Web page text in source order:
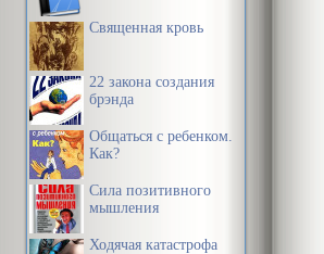
Священная кровь
22 закона создания
брэнда
Общаться с ребенком.
Как?
Сила позитивного
мышления
Ходячая катастрофа